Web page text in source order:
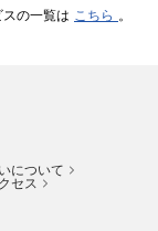
の一覧は こちら 。
について
セス